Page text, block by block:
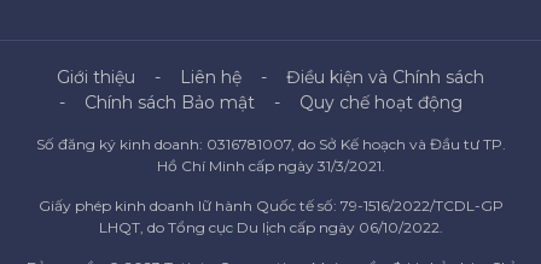
Giới thiệu Liên hệ
Điều kiện và Chính sách
Chính sách Bảo mật
Quy chế hoạt động
Số đăng ký kinh doanh: 0316781007, do Sở Kế hoạch và Đầu tư TP.
Hồ Chí Minh cấp ngày 31/3/2021.
Giấy phép kinh doanh lữ hành Quốc tế số: 79-1516/2022/TCDL-GP
LHQT, do Tổng cục Du lịch cấp ngày 06/10/2022.